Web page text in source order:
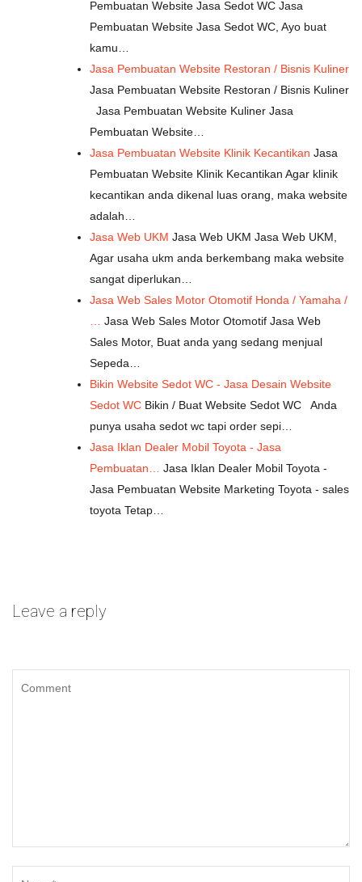
Pembuatan Website Jasa Sedot WC Jasa
Pembuatan Website Jasa Sedot WC, Ayo buat
kamu…
Jasa Pembuatan Website Restoran / Bisnis Kuliner
Jasa Pembuatan Website Restoran / Bisnis Kuliner
Jasa Pembuatan Website Kuliner Jasa
Pembuatan Website…
Jasa Pembuatan Website Klinik Kecantikan Jasa
Pembuatan Website Klinik Kecantikan Agar klinik
kecantikan anda dikenal luas orang, maka website
adalah…
Jasa Web UKM Jasa Web UKM Jasa Web UKM,
Agar usaha ukm anda berkembang maka website
sangat diperlukan…
Jasa Web Sales Motor Otomotif Honda / Yamaha /
Jasa Web Sales Motor Otomotif Jasa Web
Sales Motor, Buat anda yang sedang menjual
Sepeda…
Bikin Website Sedot WC - Jasa Desain Website
Sedot WC Bikin / Buat Website Sedot WC Anda
punya usaha sedot wc tapi order sepi…
Jasa Iklan Dealer Mobil Toyota - Jasa
Pembuatan…
Jasa Iklan Dealer Mobil Toyota -
Jasa Pembuatan Website Marketing Toyota - sales
toyota Tetap…
Leave a reply